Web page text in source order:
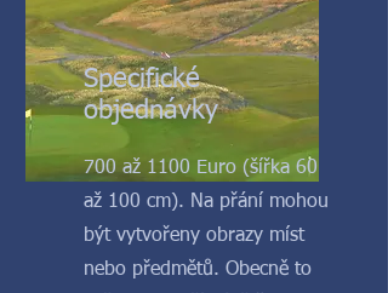
Specifické
objednávky
700 až 1100 Euro (šířka 60
až 100 cm). Na přání mohou
být vytvořeny obrazy míst
nebo předmětů. Obecně to